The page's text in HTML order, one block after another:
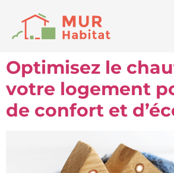
Optimisez le
votre logement
de confort et